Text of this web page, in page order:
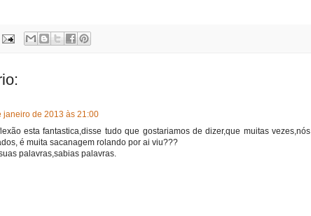
janeiro de 2013 às 21:00
esta fantastica,disse tudo que gostariamos de dizer,que muitas vezes,nós
é muita sacanagem rolando por ai viu???
palavras,sabias palavras.